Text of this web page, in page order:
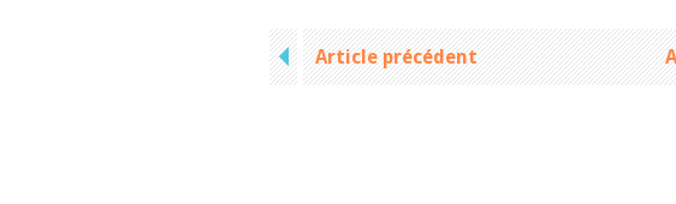
Article précédent